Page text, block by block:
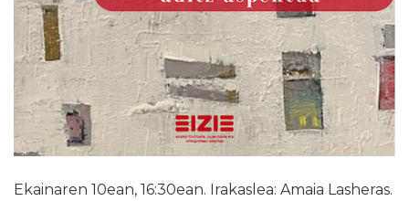
Ekainaren 10ean, 16:30ean. Irakaslea: Amaia Lasheras.